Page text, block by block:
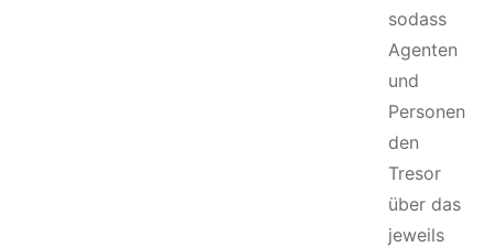
sodass
Agenten
und
Personen
den
Tresor
über das
jeweils